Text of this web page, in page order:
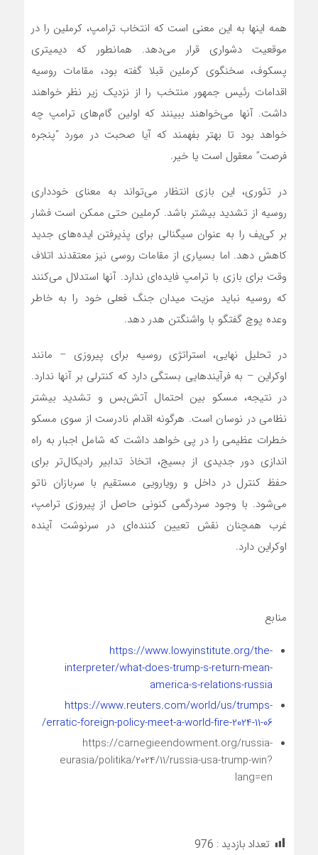
همه اینها به این معنی است که انتخاب ترامپ، کرملین را در
موقعیت دشواری قرار می‌دهد. همانطور که دیمیتری
پسکوف، سخنگوی کرملین قبلا گفته بود، مقامات روسیه
اقدامات رئیس جمهور منتخب را از نزدیک زیر نظر خواهند
داشت. آنها می‌خواهند ببینند که اولین گام‌های ترامپ چه
خواهد بود تا بهتر بفهمند که آیا صحبت در مورد “پنجره
فرصت” معقول است یا خیر.
در تئوری، این بازی انتظار می‌تواند به معنای خودداری
روسیه از تشدید بیشتر باشد. کرملین حتی ممکن است فشار
بر کی‌یف را به عنوان سیگنالی برای پذیرفتن ایده‌های جدید
کاهش دهد. اما بسیاری از مقامات روسی نیز معتقدند اتلاف
وقت برای بازی با ترامپ فایده‌ای ندارد. آنها استدلال می‌کنند
که روسیه نباید مزیت میدان جنگ فعلی خود را به خاطر
وعده پوچ گفتگو با واشنگتن هدر دهد.
در تحلیل نهایی، استراتژی روسیه برای پیروزی – مانند
اوکراین – به فرآیندهایی بستگی دارد که کنترلی بر آنها ندارد.
در نتیجه، مسکو بین احتمال آتش‌بس و تشدید بیشتر
نظامی در نوسان است. هرگونه اقدام نادرست از سوی مسکو
خطرات عظیمی را در پی خواهد داشت که شامل اجبار به راه
اندازی دور جدیدی از بسیج، اتخاذ تدابیر رادیکال‌تر برای
حفظ کنترل در داخل و رویارویی مستقیم با سربازان ناتو
می‌شود. با وجود سردرگمی کنونی حاصل از پیروزی ترامپ،
غرب همچنان نقش تعیین کننده‌ای در سرنوشت آینده
اوکراین دارد.
منابع
https://www.lowyinstitute.org/the-
interpreter/what-does-trump-s-return-mean-
america-s-relations-russia
https://www.reuters.com/world/us/trumps-
erratic-foreign-policy-meet-a-world-fire-2024-11-06/
https://carnegieendowment.org/russia-
eurasia/politika/2024/11/russia-usa-trump-win?
lang=en
تعداد بازدید : 976